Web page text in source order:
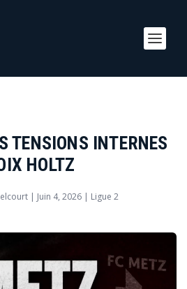
TENSIONS INTERNES
HOLTZ
| Juin 4, 2026| Ligue 2